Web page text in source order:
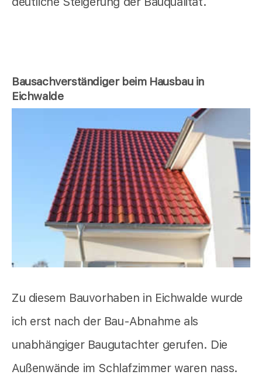
Bausachverständiger beim Hausbau in
Eichwalde
Zu diesem Bauvorhaben in Eichwalde wurde
ich erst nach der Bau-Abnahme als
unabhängiger Baugutachter gerufen. Die
Außenwände im Schlafzimmer waren nass.